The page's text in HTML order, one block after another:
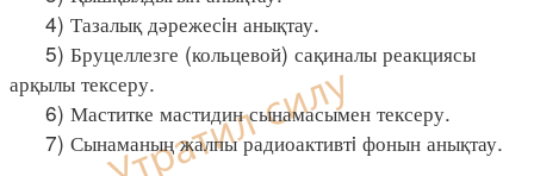
4) Тазалық дәрежесiн анықтау.
5) Бруцеллезге (кольцевой) сақиналы реакциясы
арқылы тексеру.
6) Маститке мастидин сынамасымен тексеру.
7) Сынаманың жалпы радиоактивтi фонын анықтау.